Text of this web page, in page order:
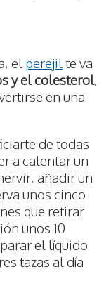
el perejil te va
y el colesterol,
en una
de todas
a calentar un
añadir un
unos cinco
que retirar
unos 10
el líquido
tazas al día